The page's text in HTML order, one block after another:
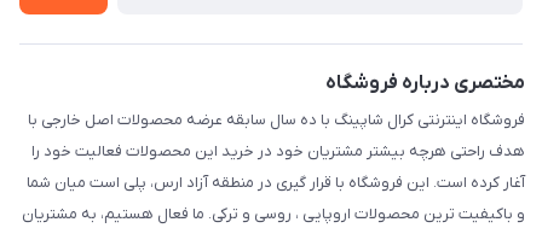
مختصری درباره فروشگاه
فروشگاه اینترنتی کرال شاپینگ با ده سال سابقه عرضه محصولات اصل خارجی با
هدف راحتی هرچه بیشتر مشتریان خود در خرید این محصولات فعالیت خود را
آغار کرده است. این فروشگاه با قرار گیری در منطقه آزاد ارس، پلی است میان شما
و باکیفیت ترین محصولات اروپایی ، روسی و ترکی. ما فعال هستیم، به مشتریان